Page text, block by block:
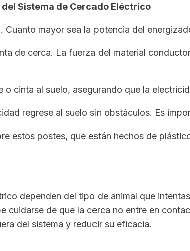
Sistema de Cercado Eléctrico
Cuanto mayor sea la potencia del
de cerca. La fuerza del material
cinta al suelo, asegurando que la
regrese al suelo sin obstáculos. Es
estos postes, que están hechos de
dependen del tipo de animal que
cuidarse de que la cerca no entre en
del sistema y reducir su eficacia.